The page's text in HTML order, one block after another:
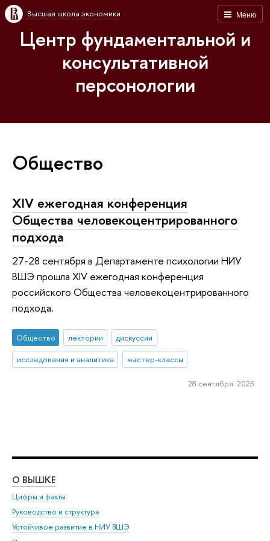
Меню
Высшая школа экономики
Центр фундаментальной и
консультативной
персонологии
Общество
XIV ежегодная конференция
Общества человекоцентрированного
подхода
27-28 сентября в Департаменте психологии НИУ
ВШЭ прошла XIV ежегодная конференция
российского Общества человекоцентрированного
подхода.
Общество лектории
дискуссии
исследования и аналитика
мастер-классы
28 сентября 2025
О ВЫШКЕ
Цифры и факты
Руководство и структура
Устойчивое развитие в НИУ ВШЭ